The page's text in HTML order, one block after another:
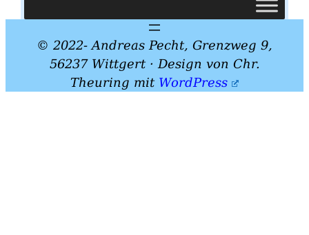
© 2022- Andreas Pecht, Grenzweg 9,
56237 Wittgert · Design von Chr.
Theuring mit WordPress